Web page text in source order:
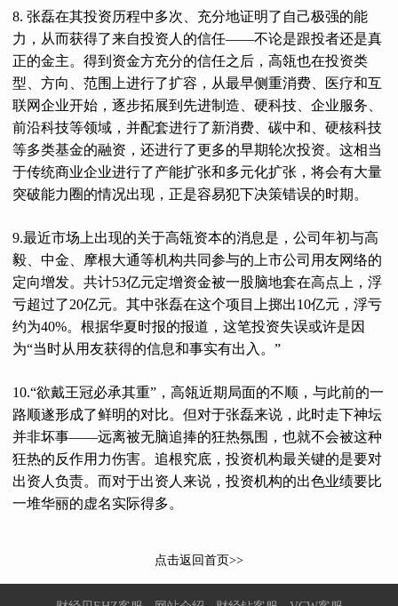
8. 张磊在其投资历程中多次、充分地证明了自己极强的能
力，从而获得了来自投资人的信任——不论是跟投者还是真
正的金主。得到资金方充分的信任之后，高瓴也在投资类
型、方向、范围上进行了扩容，从最早侧重消费、医疗和互
联网企业开始，逐步拓展到先进制造、硬科技、企业服务、
前沿科技等领域，并配套进行了新消费、碳中和、硬核科技
等多类基金的融资，还进行了更多的早期轮次投资。这相当
于传统商业企业进行了产能扩张和多元化扩张，将会有大量
突破能力圈的情况出现，正是容易犯下决策错误的时期。
9.最近市场上出现的关于高瓴资本的消息是，公司年初与高
毅、中金、摩根大通等机构共同参与的上市公司用友网络的
定向增发。共计53亿元定增资金被一股脑地套在高点上，浮
亏超过了20亿元。其中张磊在这个项目上掷出10亿元，浮亏
约为40%。根据华夏时报的报道，这笔投资失误或许是因
为“当时从用友获得的信息和事实有出入。”
10.“欲戴王冠必承其重”，高瓴近期局面的不顺，与此前的一
路顺遂形成了鲜明的对比。但对于张磊来说，此时走下神坛
并非坏事——远离被无脑追捧的狂热氛围，也就不会被这种
狂热的反作用力伤害。追根究底，投资机构最关键的是要对
出资人负责。而对于出资人来说，投资机构的出色业绩要比
一堆华丽的虚名实际得多。
点击返回首页>>